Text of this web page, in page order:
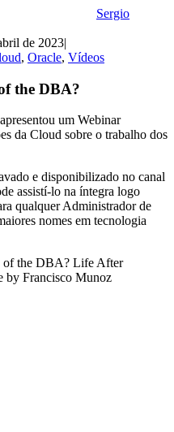
Sergio
de 2023
, Oracle, Vídeos
the DBA?
apresentou um Webinar
da Cloud sobre o trabalho dos
e disponibilizado no canal
assistí-lo na íntegra logo
qualquer Administrador de
nomes em tecnologia